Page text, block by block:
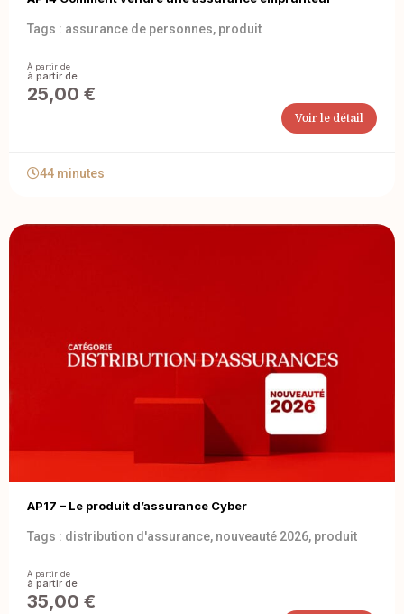
Tags : assurance de personnes, produit
À partir de
25,00 €
Voir le détail
44 minutes
AP17 – Le produit d’assurance Cyber
Tags : distribution d'assurance, nouveauté 2026, produit
À partir de
35,00 €